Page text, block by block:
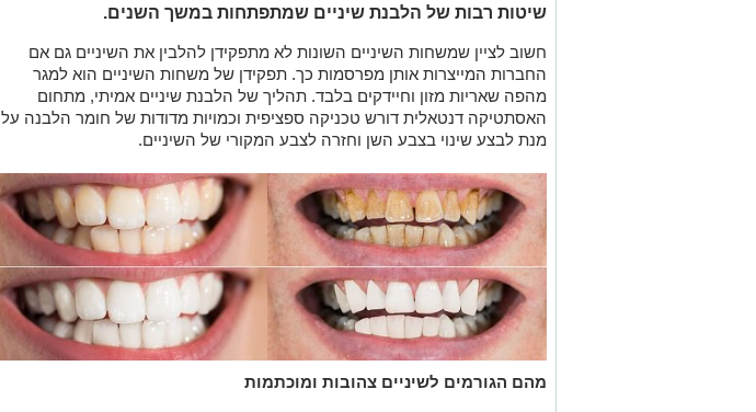
שיטות רבות של הלבנת שיניים שמתפתחות במשך השנים.
חשוב לציין שמשחות השיניים השונות לא מתפקידן להלבין את השיניים גם אם
החברות המייצרות אותן מפרסמות כך. תפקידן של משחות השיניים הוא למגר
מהפה שאריות מזון וחיידקים בלבד. תהליך של הלבנת שיניים אמיתי, מתחום
האסתטיקה דנטאלית דורש טכניקה ספציפית וכמויות מדודות של חומר הלבנה על
מנת לבצע שינוי בצבע השן וחזרה לצבע המקורי של השיניים.
מהם הגורמים לשיניים צהובות ומוכתמות